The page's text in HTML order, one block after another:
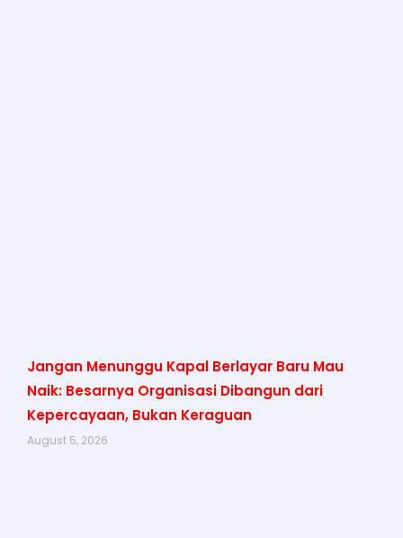
Jangan Menunggu Kapal Berlayar Baru Mau
Naik: Besarnya Organisasi Dibangun dari
Kepercayaan, Bukan Keraguan
August 5, 2026